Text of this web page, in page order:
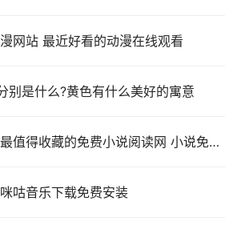
网站 最近好看的动漫在线观看
别是什么?黄色有什么美好的寓意
得收藏的免费小说阅读网 小说免费大全
咕音乐下载免费安装